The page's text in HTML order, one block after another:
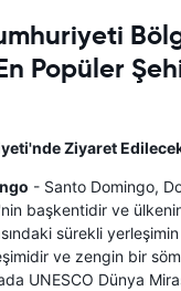
Popüler
Ziyaret
- Santo Domingo,
başkentidir ve
sürekli
ve zengin bir
UNESCO Dünya